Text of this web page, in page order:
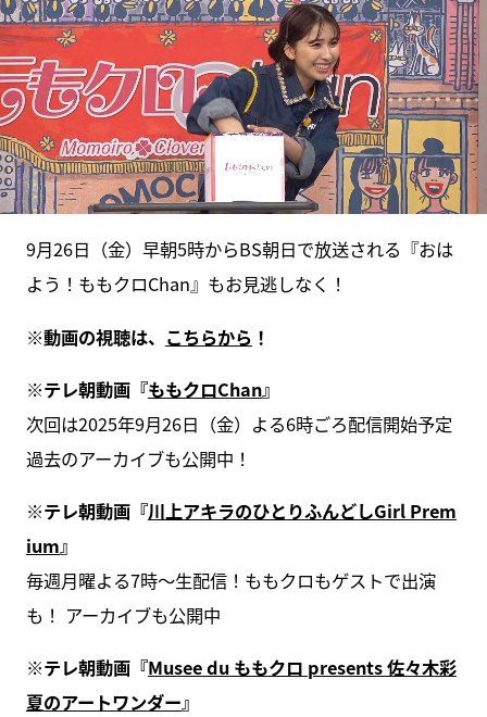
9月26日（金）早朝5時からBS朝日で放送される『おは
よう！ももクロChan』もお見逃しなく！
※動画の視聴は、 こちらから ！
※テレ朝動画『ももクロChan』
次回は2025年9月26日（金）よる6時ごろ配信開始予定
過去のアーカイブも公開中！
※テレ朝動画『川上アキラのひとりふんどしGirl Prem
ium』
毎週月曜よる7時〜生配信！ももクロもゲストで出演
も！ アーカイブも公開中
※テレ朝動画『Musee du ももクロ presents 佐々木彩
夏のアートワンダー』